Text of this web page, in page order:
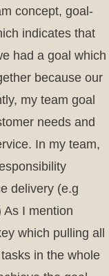
concept, goal-
indicates that
had a goal which
because our
my team goal
needs and
In my team,
delivery (e.g
As I mention
which pulling all
in the whole